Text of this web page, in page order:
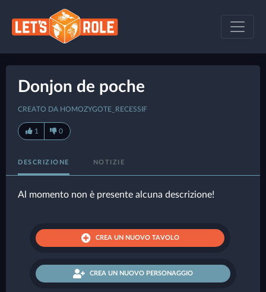
Donjon de poche
CREATO DA HOMOZYGOTE_RECESSIF
1 0
DESCRIZIONE NOTIZIE
Al momento non è presente alcuna descrizione!
CREA UN NUOVO TAVOLO
CREA UN NUOVO PERSONAGGIO